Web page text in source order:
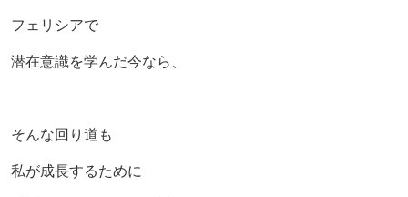
フェリシアで
潜在意識を学んだ今なら、
そんな回り道も
私が成長するために